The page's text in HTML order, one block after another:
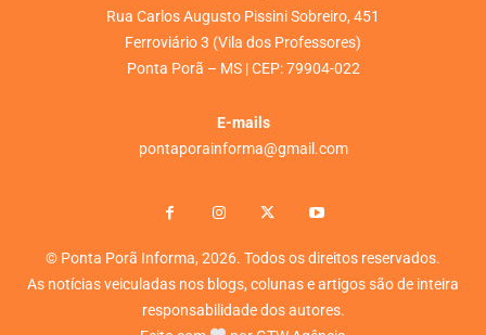
Rua Carlos Augusto Pissini Sobreiro, 451
Ferroviário 3 (Vila dos Professores)
Ponta Porã – MS | CEP: 79904-022
E-mails
pontaporainforma@gmail.com
© Ponta Porã Informa, 2026. Todos os direitos reservados.
As notícias veiculadas nos blogs, colunas e artigos são de inteira
responsabilidade dos autores.